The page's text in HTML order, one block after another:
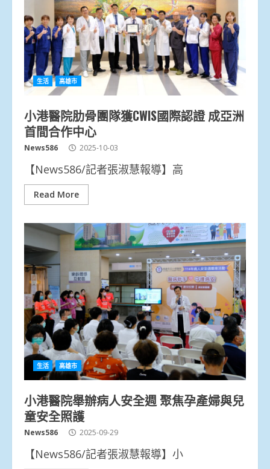
生活 高雄市
小港醫院肋骨團隊獲CWIS國際認證 成亞洲
首間合作中心
News586 2025-10-03
【News586/記者張淑慧報導】高
Read More
生活 高雄市
小港醫院舉辦病人安全週 聚焦孕產婦與兒
童安全照護
News586 2025-09-29
【News586/記者張淑慧報導】小